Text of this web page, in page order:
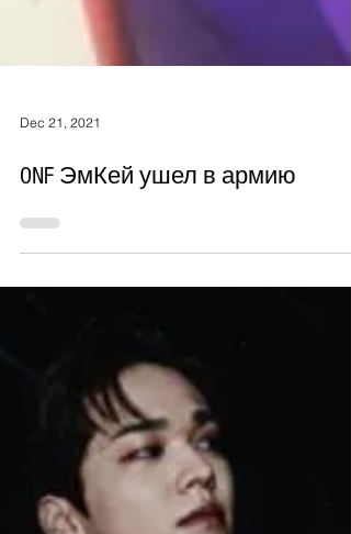
ONF ЭмКей ушел в армию